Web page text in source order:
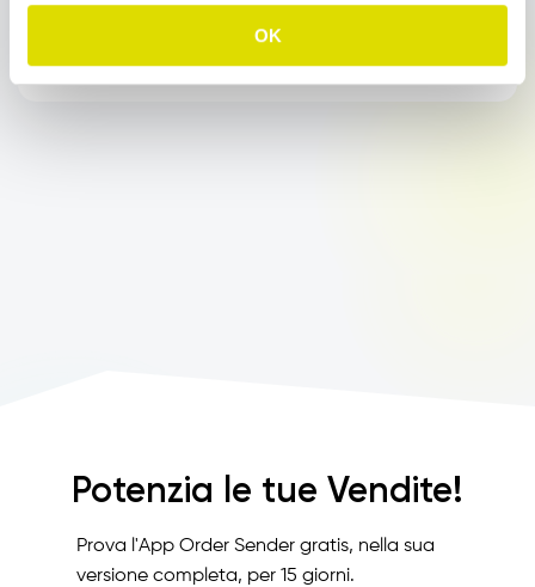
OK
Potenzia le tue Vendite!
Prova l'App Order Sender gratis, nella sua
versione completa, per 15 giorni.